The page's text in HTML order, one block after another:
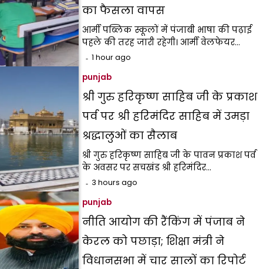
का फैसला वापस
आर्मी पब्लिक स्कूलों में पंजाबी भाषा की पढ़ाई
पहले की तरह जारी रहेगी। आर्मी वेलफेयर…
1 hour ago
punjab
श्री गुरु हरिकृष्ण साहिब जी के प्रकाश
पर्व पर श्री हरिमंदिर साहिब में उमड़ा
श्रद्धालुओं का सैलाब
श्री गुरु हरिकृष्ण साहिब जी के पावन प्रकाश पर्व
के अवसर पर सचखंड श्री हरिमंदिर…
3 hours ago
punjab
नीति आयोग की रैंकिंग में पंजाब ने
केरल को पछाड़ा; शिक्षा मंत्री ने
विधानसभा में चार सालों का रिपोर्ट